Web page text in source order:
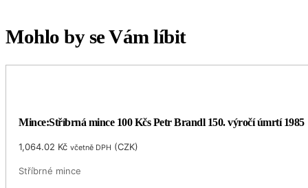
Mohlo by se Vám líbit
Mince:Stříbrná mince 100 Kčs Petr Brandl 150. výročí úmrtí 1985
1,064.02 Kč včetně DPH (CZK)
Stříbrné mince